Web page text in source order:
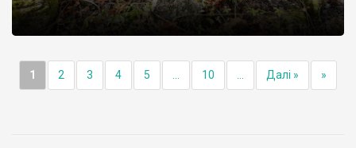
1 2 3 4 5 10 Далі » »